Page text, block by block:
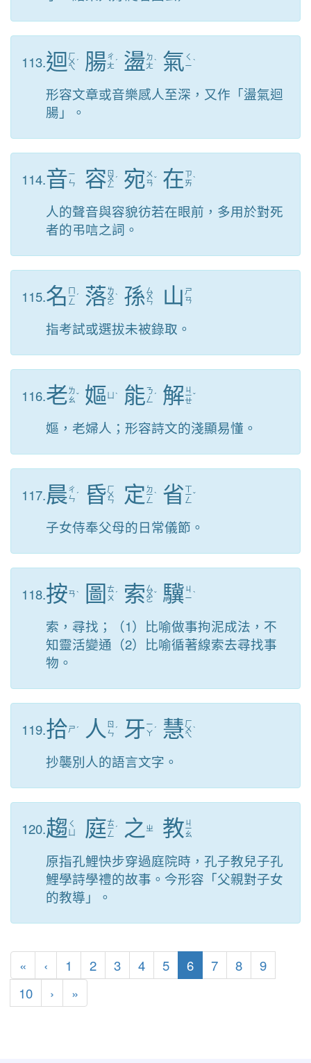
113.迴 ㄏ
ㄨ
ㄟ
ˊ 腸ㄔ
ㄤ ˊ 盪 ㄉ
ㄤˋ 氣 ㄑ
ㄧˋ
形容文章或音樂感人至深，又作「盪氣迴
腸」。
114.音ㄧ
ㄣ
容 ㄖ
ㄨ
ㄥ
ˊ 宛 ㄨ
ㄢˇ 在 ㄗ
ㄞˋ
人的聲音與容貌彷若在眼前，多用於對死
者的弔唁之詞。
115.名 ㄇ
ㄧ
ㄥ
ˊ 落ㄌ
ㄨ
ㄛ
ˋ 孫ㄙ
ㄨ
ㄣ 山 ㄕ
ㄢ
指考試或選拔未被錄取。
116.老ㄌ
ㄠˇ 嫗 ˋ 能ㄋ
ㄥ ˊ 解 ㄐ
ㄧ
ㄝ
ˇ
嫗，老婦人；形容詩文的淺顯易懂。
117.晨ㄔ
ㄣ ˊ 昏ㄏ
ㄨ
ㄣ 定 ㄉ
ㄧ
ㄥ
ˋ 省 ㄒ
ㄧ
ㄥ
ˇ
子女侍奉父母的日常儀節。
118.按ㄢˋ 圖 ㄊ
ㄨ ˊ 索 ㄙ
ㄨ
ㄛ
ˇ 驥 ㄐ
ㄧˋ
索，尋找；（1）比喻做事拘泥成法，不
知靈活變通（2）比喻循著線索去尋找事
物。
119.拾ㄕ ˊ 人 ㄖ
ㄣ ˊ 牙 ㄧ
ㄚ ˊ 慧ㄏ
ㄨ
ㄟ
ˋ
抄襲別人的語言文字。
120.趨 ㄑ
庭ㄊ
ㄧ
ㄥ
ˊ 之 ㄓ 教 ㄐ
ㄧ
ㄠ
原指孔鯉快步穿過庭院時，孔子教兒子孔
鯉學詩學禮的故事。今形容「父親對子女
的教導」。
« 第一頁
‹ 上一頁
1 2 3 4 5 6(目前頁次)
7 8
9
10
› 下一頁
»